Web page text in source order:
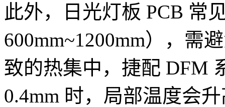
此外，日光灯板 PCB 常
600mm~1200mm），需
致的热集中，捷配 DFM
0.4mm 时，局部温度会